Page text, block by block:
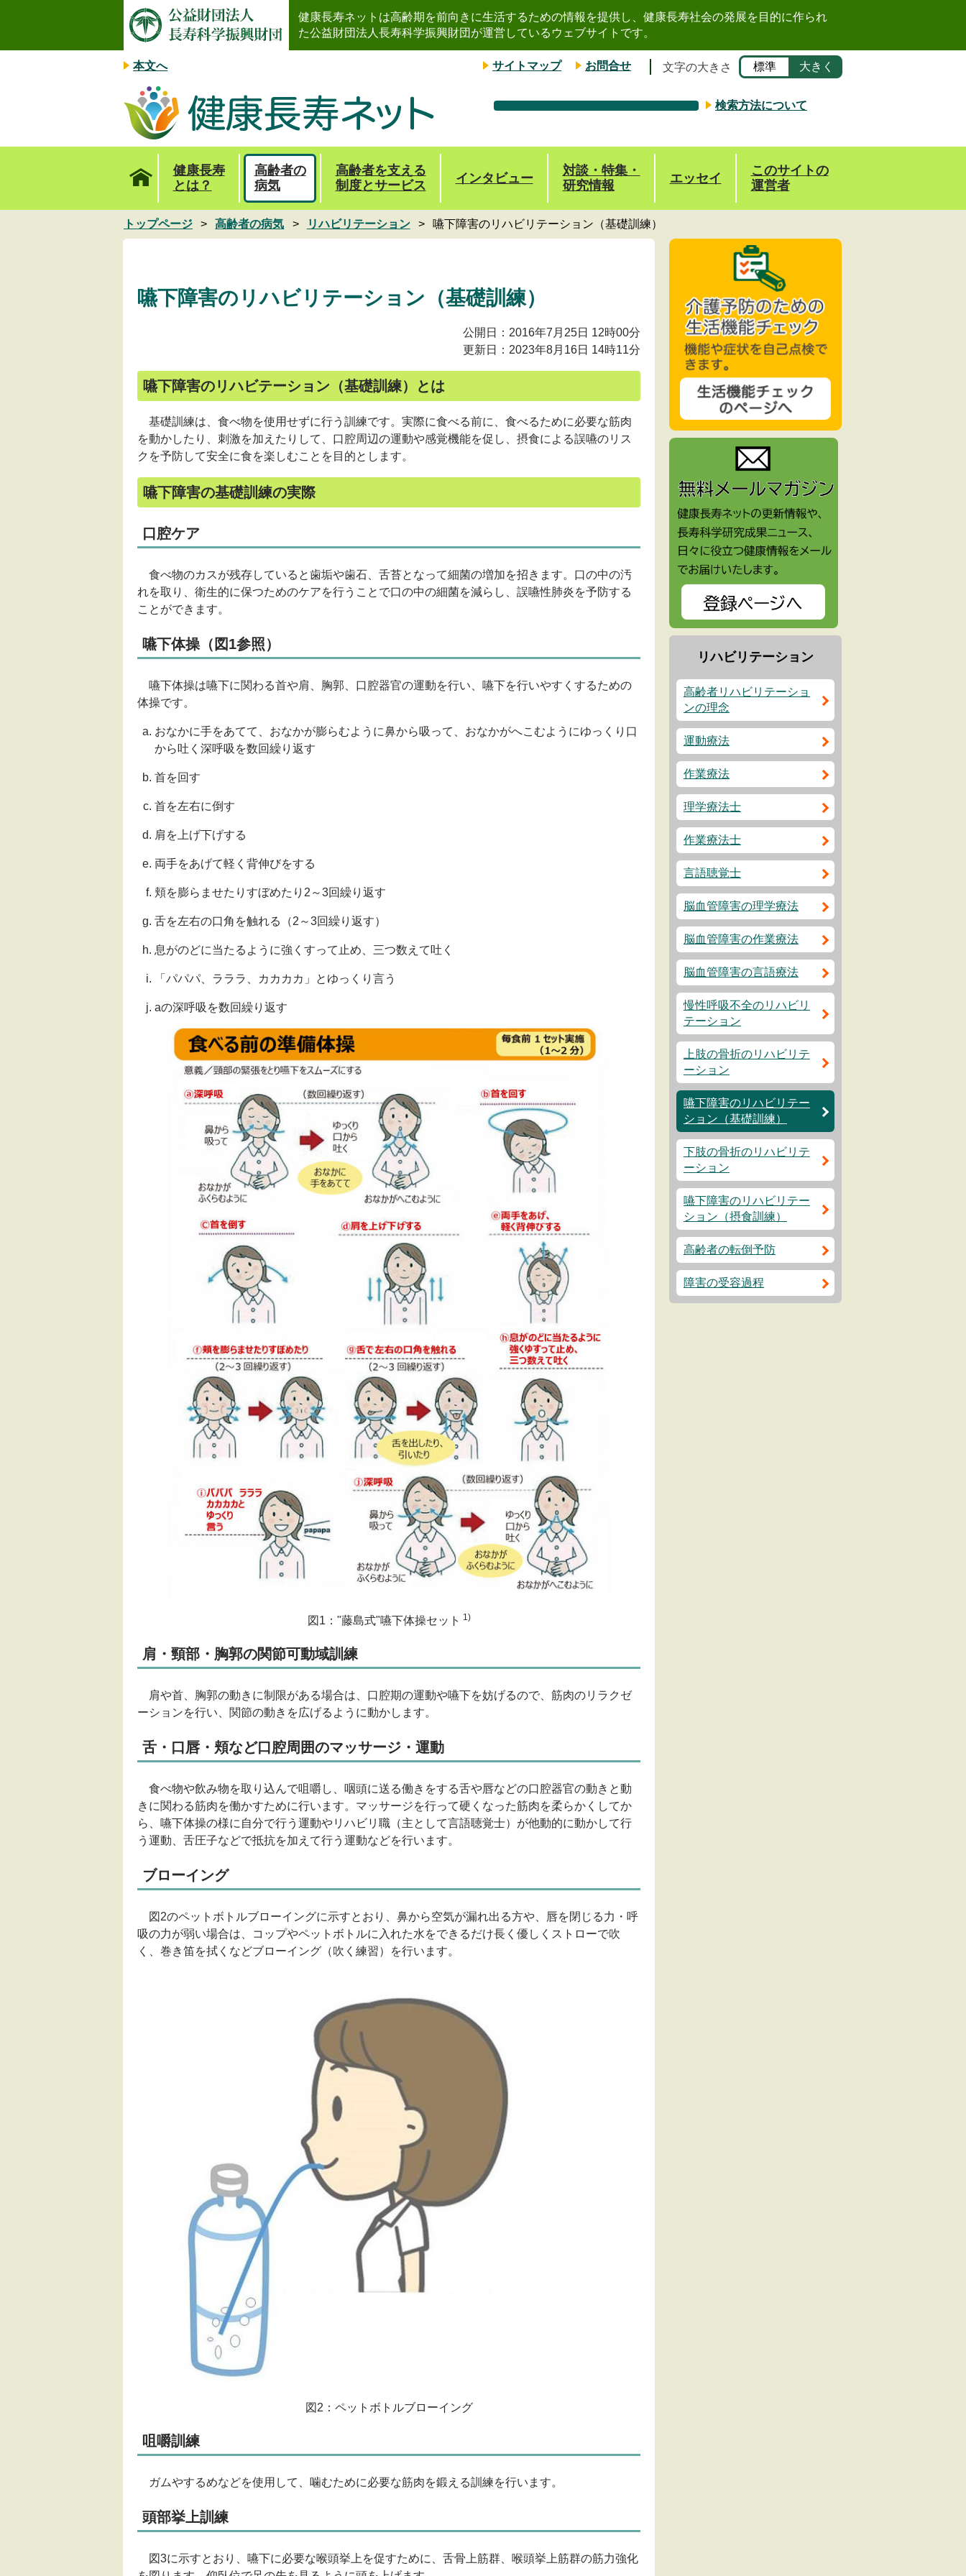
本文へ サイトマップ お問合せ 文字の大きさ 標準 大きく
検索方法について
健康長寿ネットは高齢期を前向きに生活するための情報を提供し、健康長寿社会の発展を目的に作られ
た公益財団法人長寿科学振興財団が運営しているウェブサイトです。
健康長寿
とは？
高齢者の
病気
高齢者を支える
制度とサービス
インタビュー
対談・特集・
研究情報
エッセイ
このサイトの
運営者
トップページ 高齢者の病気 リハビリテーション 嚥下障害のリハビリテーション（基礎訓練）
嚥下障害のリハビリテーション（基礎訓練）
公開日：2016年7月25日 12時00分
更新日：2023年8月16日 14時11分
嚥下障害のリハビテーション（基礎訓練）とは
基礎訓練は、食べ物を使用せずに行う訓練です。実際に食べる前に、食べるために必要な筋肉
を動かしたり、刺激を加えたりして、口腔周辺の運動や感覚機能を促し、摂食による誤嚥のリス
クを予防して安全に食を楽しむことを目的とします。
嚥下障害の基礎訓練の実際
口腔ケア
食べ物のカスが残存していると歯垢や歯石、舌苔となって細菌の増加を招きます。口の中の汚
れを取り、衛生的に保つためのケアを行うことで口の中の細菌を減らし、誤嚥性肺炎を予防する
ことができます。
嚥下体操（図1参照）
嚥下体操は嚥下に関わる首や肩、胸郭、口腔器官の運動を行い、嚥下を行いやすくするための
体操です。
おなかに手をあてて、おなかが膨らむように鼻から吸って、おなかがへこむようにゆっくり口
から吐く深呼吸を数回繰り返す
首を回す
首を左右に倒す
肩を上げ下げする
両手をあげて軽く背伸びをする
頬を膨らませたりすぼめたり2～3回繰り返す
舌を左右の口角を触れる（2～3回繰り返す）
息がのどに当たるように強くすって止め、三つ数えて吐く
「パパパ、ラララ、カカカカ」とゆっくり言う
aの深呼吸を数回繰り返す
図1："藤島式"嚥下体操セット 1)
肩・頸部・胸郭の関節可動域訓練
肩や首、胸郭の動きに制限がある場合は、口腔期の運動や嚥下を妨げるので、筋肉のリラクゼ
ーションを行い、関節の動きを広げるように動かします。
舌・口唇・頬など口腔周囲のマッサージ・運動
食べ物や飲み物を取り込んで咀嚼し、咽頭に送る働きをする舌や唇などの口腔器官の動きと動
きに関わる筋肉を働かすために行います。マッサージを行って硬くなった筋肉を柔らかくしてか
ら、嚥下体操の様に自分で行う運動やリハビリ職（主として言語聴覚士）が他動的に動かして行
う運動、舌圧子などで抵抗を加えて行う運動などを行います。
ブローイング
図2のペットボトルブローイングに示すとおり、鼻から空気が漏れ出る方や、唇を閉じる力・呼
吸の力が弱い場合は、コップやペットボトルに入れた水をできるだけ長く優しくストローで吹
く、巻き笛を拭くなどブローイング（吹く練習）を行います。
図2：ペットボトルブローイング
咀嚼訓練
ガムやするめなどを使用して、噛むために必要な筋肉を鍛える訓練を行います。
頭部挙上訓練
図3に示すとおり、嚥下に必要な喉頭挙上を促すために、舌骨上筋群、喉頭挙上筋群の筋力強化
リハビリテーション
高齢者リハビリテーショ
ンの理念
運動療法
作業療法
理学療法士
作業療法士
言語聴覚士
脳血管障害の理学療法
脳血管障害の作業療法
脳血管障害の言語療法
慢性呼吸不全のリハビリ
テーション
上肢の骨折のリハビリテ
ーション
嚥下障害のリハビリテー
ション（基礎訓練）
下肢の骨折のリハビリテ
ーション
嚥下障害のリハビリテー
ション（摂食訓練）
高齢者の転倒予防
障害の受容過程